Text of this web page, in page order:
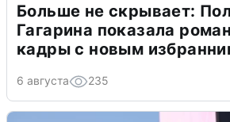
Больше не скрывает:
Гагарина показала
кадры с новым
6 августа 235